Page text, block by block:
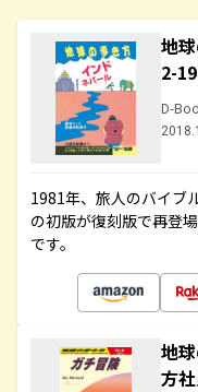
地
2-
D-
1981年、旅人のバイブ
の初版が復刻版で再登
です。
地
方